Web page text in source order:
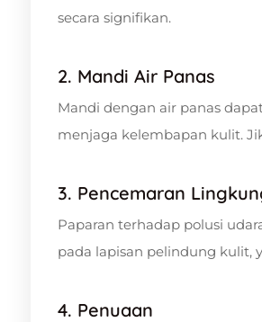
secara signifikan.
2. Mandi Air Panas
Mandi dengan air panas
menjaga kelembapan kulit.
3. Pencemaran
Paparan terhadap polusi
pada lapisan pelindung kulit,
4. Penuaan